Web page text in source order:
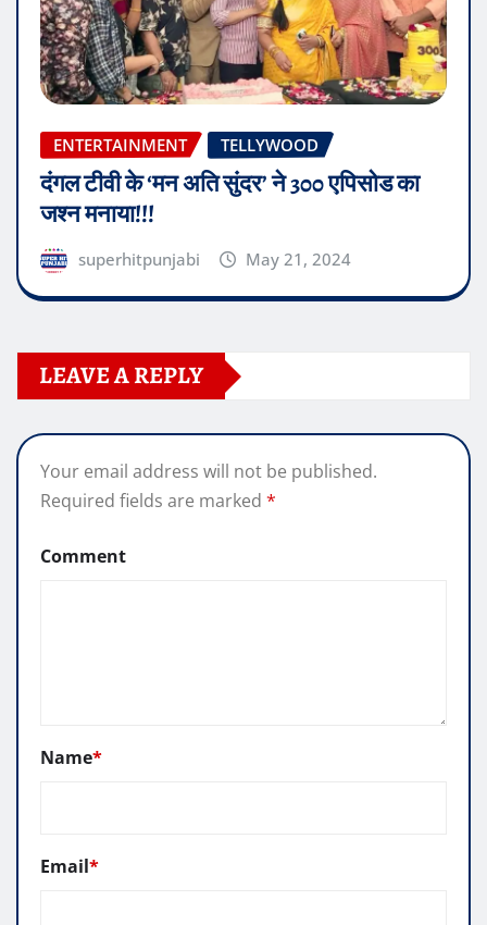
ENTERTAINMENT TELLYWOOD
दंगल टीवी के ‘मन अति सुंदर’ ने 300 एपिसोड का
जश्न मनाया!!!
superhitpunjabi May 21, 2024
LEAVE A REPLY
Your email address will not be published.
Required fields are marked *
Comment
Name*
Email*